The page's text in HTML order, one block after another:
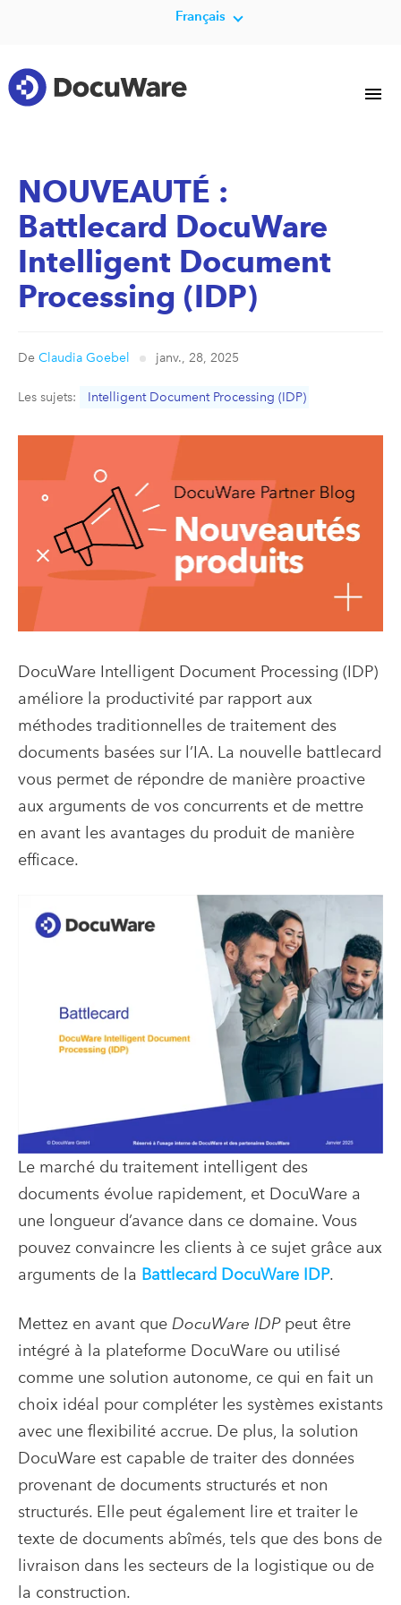
Français
NOUVEAUTÉ :
Battlecard DocuWare
Intelligent Document
Processing (IDP)
De Claudia Goebel janv., 28, 2025
Les sujets: Intelligent Document Processing (IDP)
DocuWare Intelligent Document Processing (IDP)
améliore la productivité par rapport aux
méthodes traditionnelles de traitement des
documents basées sur l’IA. La nouvelle battlecard
vous permet de répondre de manière proactive
aux arguments de vos concurrents et de mettre
en avant les avantages du produit de manière
efficace.
Le marché du traitement intelligent des
documents évolue rapidement, et DocuWare a
une longueur d’avance dans ce domaine. Vous
pouvez convaincre les clients à ce sujet grâce aux
arguments de la Battlecard DocuWare IDP.
Mettez en avant que DocuWare IDPpeut être
intégré à la plateforme DocuWare ou utilisé
comme une solution autonome, ce qui en fait un
choix idéal pour compléter les systèmes existants
avec une flexibilité accrue. De plus, la solution
DocuWare est capable de traiter des données
provenant de documents structurés et non
structurés. Elle peut également lire et traiter le
texte de documents abîmés, tels que des bons de
livraison dans les secteurs de la logistique ou de
la construction.